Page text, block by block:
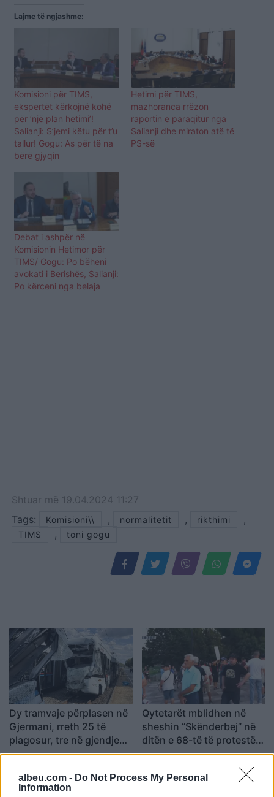
albeu.com - Do Not Process My Personal
Information
Lajme të ngjashme:
Komisioni për TIMS,
ekspertët kërkojnë kohë
për ‘një plan hetimi’!
Salianji: S’jemi këtu për t’u
tallur! Gogu: As për të na
bërë gjyqin
Hetimi për TIMS,
mazhoranca rrëzon
raportin e paraqitur nga
Salianji dhe miraton atë të
PS-së
Debat i ashpër në
Komisionin Hetimor për
TIMS/ Gogu: Po bëheni
avokati i Berishës, Salianji:
Po kërceni nga belaja
Shtuar më 19.04.2024 11:27
Tags:
Komisioni\\ , normalitetit , rikthimi ,
TIMS , toni gogu
Dy tramvaje përplasen në
Gjermani, rreth 25 të
plagosur, tre në gjendje
kritike
Qytetarët mblidhen në
sheshin “Skënderbej” në
ditën e 68-të të protestës
kundër Ramës, kërkojnë